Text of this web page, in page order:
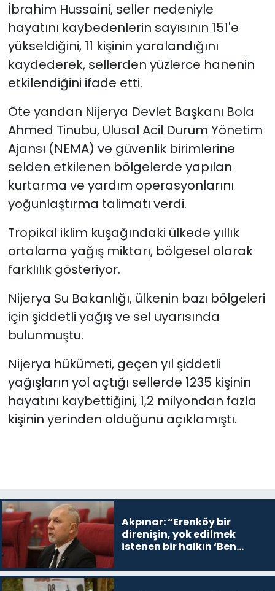
ediliyor
İbrahim Hussaini, seller nedeniyle
hayatını kaybedenlerin sayısının 151'e
yükseldiğini, 11 kişinin yaralandığını
kaydederek, sellerden yüzlerce hanenin
etkilendiğini ifade etti.
Öte yandan Nijerya Devlet Başkanı Bola
Ahmed Tinubu, Ulusal Acil Durum Yönetim
Ajansı (NEMA) ve güvenlik birimlerine
selden etkilenen bölgelerde yapılan
kurtarma ve yardım operasyonlarını
yoğunlaştırma talimatı verdi.
Tropikal iklim kuşağındaki ülkede yıllık
ortalama yağış miktarı, bölgesel olarak
farklılık gösteriyor.
Nijerya Su Bakanlığı, ülkenin bazı bölgeleri
için şiddetli yağış ve sel uyarısında
bulunmuştu.
Nijerya hükümeti, geçen yıl şiddetli
yağışların yol açtığı sellerde 1235 kişinin
hayatını kaybettiğini, 1,2 milyondan fazla
kişinin yerinden olduğunu açıklamıştı.
Akpınar: “Erenköy bir
direnişin, yok edilmek
istenen bir halkın ‘Ben
devam edeceğim’ dediği